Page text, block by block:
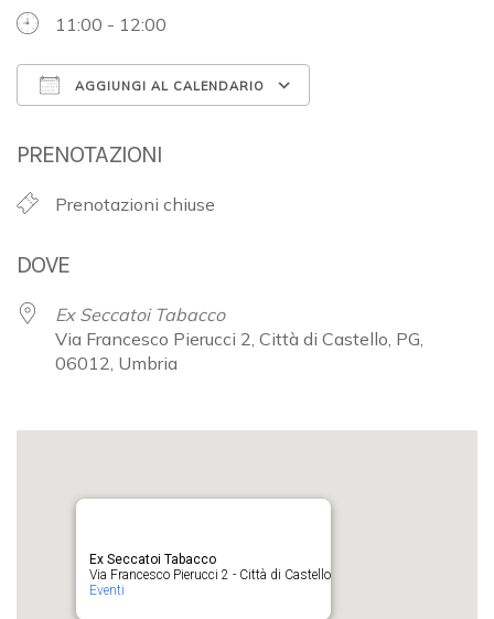
11:00 - 12:00
AGGIUNGI AL CALENDARIO
PRENOTAZIONI
Prenotazioni chiuse
DOVE
Ex Seccatoi Tabacco
Via Francesco Pierucci 2, Città di Castello, PG,
06012, Umbria
Ex Seccatoi Tabacco
Via Francesco Pierucci 2 - Città di Castello
Eventi